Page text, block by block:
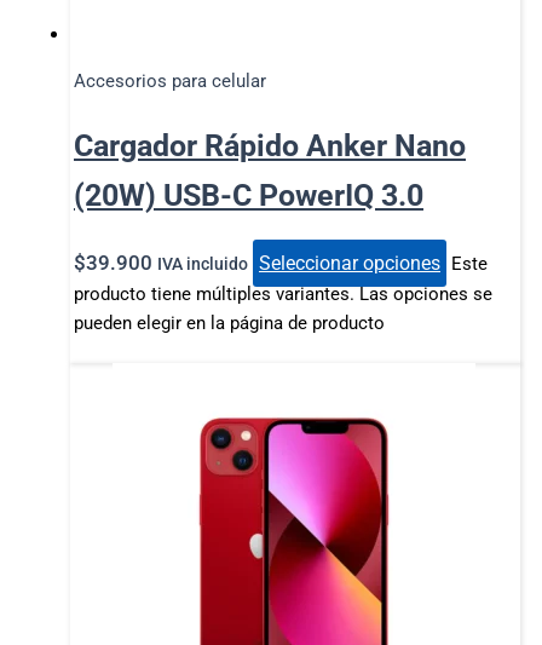
Accesorios para celular
Cargador Rápido Anker Nano
(20W) USB-C PowerIQ 3.0
$39.900 IVA incluido Seleccionar opciones Este
producto tiene múltiples variantes. Las opciones se
pueden elegir en la página de producto